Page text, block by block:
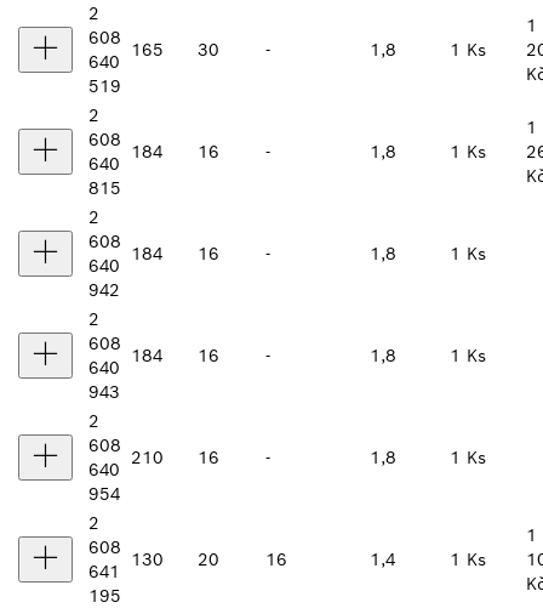
2
608
640
519
165 30 - 1,8 1 Ks
1
2
608
640
815
184 16 - 1,8 1 Ks
1
2
608
640
942
184 16 - 1,8 1 Ks
2
608
640
943
184 16 - 1,8 1 Ks
2
608
640
954
210 16 - 1,8 1 Ks
2
608
641
195
130 20 16 1,4 1 Ks
1